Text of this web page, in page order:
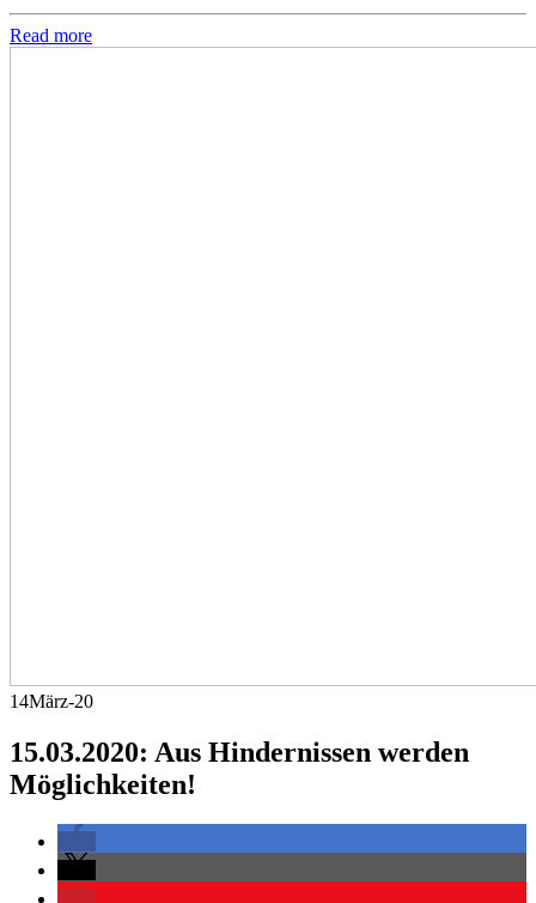
Read more
14März-20
15.03.2020: Aus Hindernissen werden
Möglichkeiten!